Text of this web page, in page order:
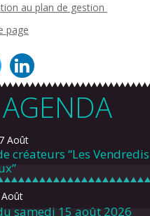
au plan de gestion
page
AGENDA
Août
créateurs “Les Vendredis
samedi 15 août 2026